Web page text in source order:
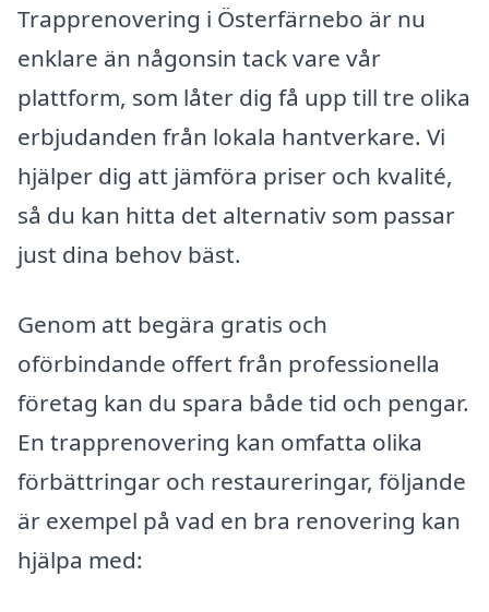
Trapprenovering i Österfärnebo är nu
enklare än någonsin tack vare vår
plattform, som låter dig få upp till tre olika
erbjudanden från lokala hantverkare. Vi
hjälper dig att jämföra priser och kvalité,
så du kan hitta det alternativ som passar
just dina behov bäst.
Genom att begära gratis och
oförbindande offert från professionella
företag kan du spara både tid och pengar.
En trapprenovering kan omfatta olika
förbättringar och restaureringar, följande
är exempel på vad en bra renovering kan
hjälpa med: